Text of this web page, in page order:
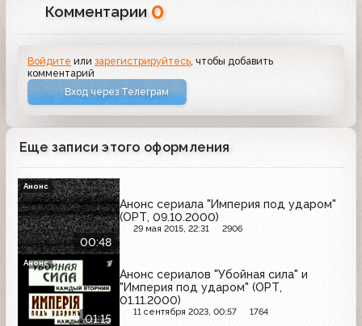
Комментарии 0
Войдите илизарегистрируйтесь, чтобы добавить
комментарий
Вход через Телеграм
Еще записи этого оформления
00:48
Анонс сериала "Империя под ударом"
(ОРТ, 09.10.2000)
29 мая 2015, 22:31 2906
Анонс
01:15
Анонс сериалов "Убойная сила" и
"Империя под ударом" (ОРТ,
01.11.2000)
11 сентября 2023, 00:57 1764
Анонс